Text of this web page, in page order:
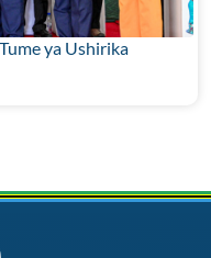
ya Ushirika